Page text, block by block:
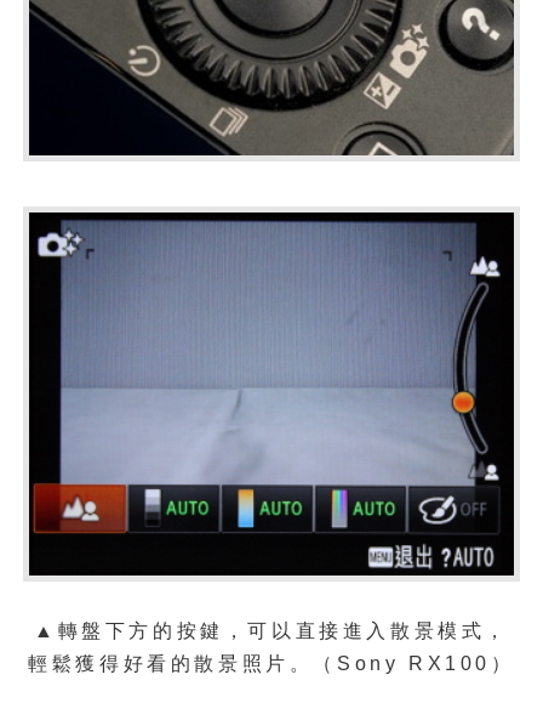
▲轉盤下方的按鍵，可以直接進入散景模式，
輕鬆獲得好看的散景照片。（Sony RX100）